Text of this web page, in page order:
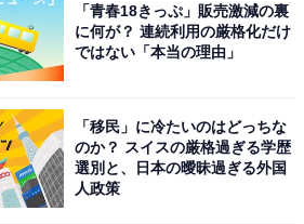
「青春18きっぷ」販売激減の裏
に何が？ 連続利用の厳格化だけ
ではない「本当の理由」
「移民」に冷たいのはどっちな
のか？ スイスの厳格過ぎる学歴
選別と、日本の曖昧過ぎる外国
人政策